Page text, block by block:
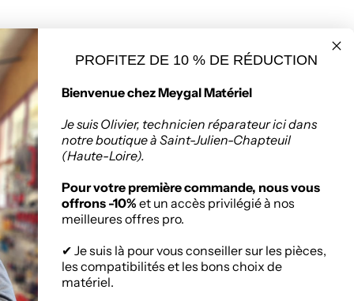
de matériaux
à Saint-
Zone Artisanale, 336
Mauras, 43260
Chapteuil
Politique de retours
PROFITEZ DE 10 % DE RÉDUCTION
Bienvenue chez Meygal Matériel
Je suis Olivier, technicien réparateur ici dans
notre boutique à Saint-Julien-Chapteuil
(Haute-Loire).
Pour votre première commande, nous vous
offrons -10% et un accès privilégié à nos
meilleures offres pro.
✔ Je suis là pour vous conseiller sur les pièces,
les compatibilités et les bons choix de
matériel.